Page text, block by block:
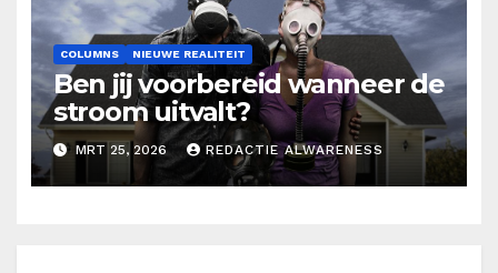
COLUMNS NIEUWE REALITEIT
Ben jij voorbereid wanneer de
stroom uitvalt?
MRT 25, 2026 REDACTIE ALWARENESS